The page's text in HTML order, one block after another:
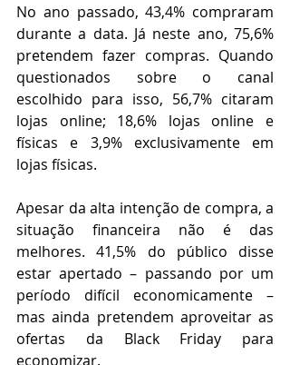
No ano passado, 43,4% compraram
durante a data. Já neste ano, 75,6%
pretendem fazer compras. Quando
questionados sobre o canal
escolhido para isso, 56,7% citaram
lojas online; 18,6% lojas online e
físicas e 3,9% exclusivamente em
lojas físicas.
Apesar da alta intenção de compra, a
situação financeira não é das
melhores. 41,5% do público disse
estar apertado – passando por um
período difícil economicamente –
mas ainda pretendem aproveitar as
ofertas da Black Friday para
economizar.